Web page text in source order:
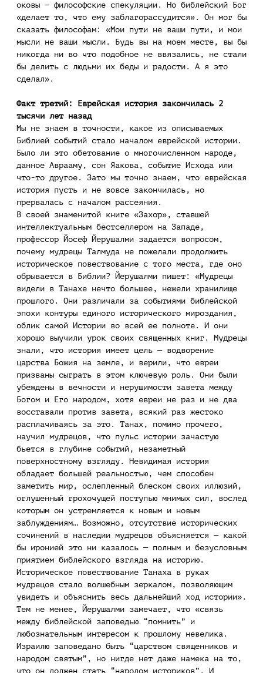
оковы – философские спекуляции. Но библейский Бог
«делает то, что ему заблагорассудится». Он мог бы
сказать философам: «Мои пути не ваши пути, и мои
мысли не ваши мысли. Будь вы на моем месте, вы бы
никогда ни во что подобное не ввязались, не стали
бы делить с людьми их беды и радости. А я это
сделал».
Факт третий: Еврейская история закончилась 2
тысячи лет назад
Мы не знаем в точности, какое из описываемых
Библией событий стало началом еврейской истории.
Было ли это обетование о многочисленном народе,
данное Аврааму, сон Яакова, событие Исхода или
что-то другое. Зато мы точно знаем, что еврейская
история пусть и не вовсе закончилась, но
прервалась с началом рассеяния.
В своей знаменитой книге «Захор», ставшей
интеллектуальным бестселлером на Западе,
профессор Йосеф Йерушалми задается вопросом,
почему мудрецы Талмуда не пожелали продолжить
историческое повествование с того места, где оно
обрывается в Библии? Йерушалми пишет: «Мудрецы
видели в Танахе нечто большее, нежели хранилище
прошлого. Они различали за событиями библейской
эпохи контуры единого исторического мироздания,
облик самой Истории во всей ее полноте. И они
хорошо выучили урок своих священных книг. Мудрецы
знали, что история имеет цель — водворение
царства Божия на земле, и верили, что евреи
призваны сыграть в этом ключевую роль. Они были
убеждены в вечности и нерушимости завета между
Богом и Его народом, хотя евреи не раз и не два
восставали против завета, всякий раз жестоко
расплачиваясь за это. Танах, помимо прочего,
научил мудрецов, что пульс истории зачастую
бьется в глубине событий, незаметный
поверхностному взгляду. Невидимая история
обладает большей реальностью, чем способен
заметить мир, ослепленный блеском своих иллюзий,
оглушенный грохочущей поступью мнимых сил, вослед
которым он устремляется к новым и новым
заблуждениям… Возможно, отсутствие исторических
сочинений в наследии мудрецов объясняется — какой
бы иронией это ни казалось — полным и безусловным
приятием библейского взгляда на историю.
Историческое повествование Танаха в руках
мудрецов стало волшебным зеркалом, позволяющим
увидеть и объяснить весь дальнейший ход истории».
Тем не менее, Йерушалми замечает, что «связь
между библейской заповедью “помнить” и
любознательным интересом к прошлому невелика.
Израилю заповедано быть “царством священников и
народом святым”, но нигде нет даже намека на то,
что он должен стать “народом историков”. И